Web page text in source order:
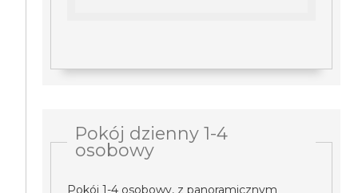
Pokój dzienny 1-4
osobowy
Pokój 1-4 osobowy, z panoramicznym